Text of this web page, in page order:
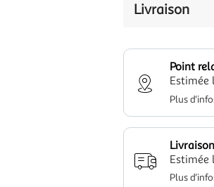
Livraison
Point
Plus
Plus